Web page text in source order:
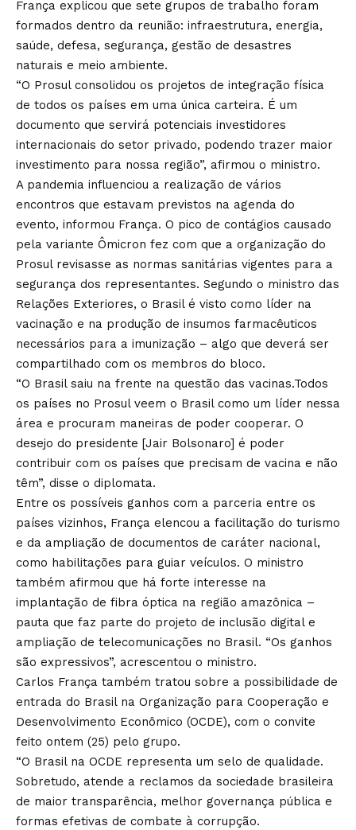
França explicou que sete grupos de trabalho foram
formados dentro da reunião: infraestrutura, energia,
saúde, defesa, segurança, gestão de desastres
naturais e meio ambiente.
“O Prosul consolidou os projetos de integração física
de todos os países em uma única carteira. É um
documento que servirá potenciais investidores
internacionais do setor privado, podendo trazer maior
investimento para nossa região”, afirmou o ministro.
A pandemia influenciou a realização de vários
encontros que estavam previstos na agenda do
evento, informou França. O pico de contágios causado
pela variante Ômicron fez com que a organização do
Prosul revisasse as normas sanitárias vigentes para a
segurança dos representantes. Segundo o ministro das
Relações Exteriores, o Brasil é visto como líder na
vacinação e na produção de insumos farmacêuticos
necessários para a imunização – algo que deverá ser
compartilhado com os membros do bloco.
“O Brasil saiu na frente na questão das vacinas.Todos
os países no Prosul veem o Brasil como um líder nessa
área e procuram maneiras de poder cooperar. O
desejo do presidente [Jair Bolsonaro] é poder
contribuir com os países que precisam de vacina e não
têm”, disse o diplomata.
Entre os possíveis ganhos com a parceria entre os
países vizinhos, França elencou a facilitação do turismo
e da ampliação de documentos de caráter nacional,
como habilitações para guiar veículos. O ministro
também afirmou que há forte interesse na
implantação de fibra óptica na região amazônica –
pauta que faz parte do projeto de inclusão digital e
ampliação de telecomunicações no Brasil. “Os ganhos
são expressivos”, acrescentou o ministro.
Carlos França também tratou sobre a possibilidade de
entrada do Brasil na Organização para Cooperação e
Desenvolvimento Econômico (OCDE), com o convite
feito ontem (25) pelo grupo.
“O Brasil na OCDE representa um selo de qualidade.
Sobretudo, atende a reclamos da sociedade brasileira
de maior transparência, melhor governança pública e
formas efetivas de combate à corrupção.